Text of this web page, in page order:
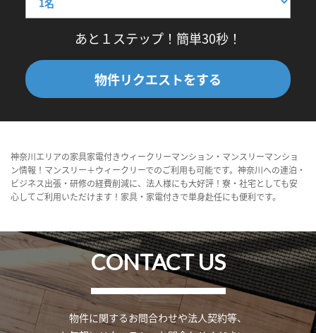
あと１ステップ！簡単30秒！
物件リクエストをする
神奈川エリアの家具家電付きウィークリーマンション・マンスリーマンショ
ン情報！マンスリー＋ウィークリーでのご利用も可能です。神奈川への連泊・
ビジネス出張・研修の経費削減に、法人様にも大好評！寮・社宅としても安
心してご利用いただけます！家具・家電付きで単身赴任にも便利です。
CONTACT US
物件に関するお問合わせや法人契約等、